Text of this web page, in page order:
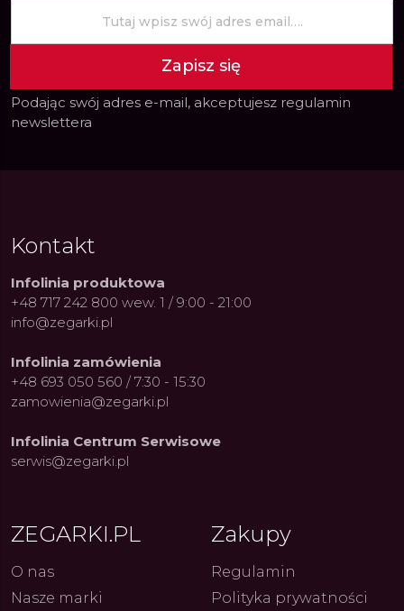
Constant: Pasja,
Fenomen marki Festina. Od
Zapisz się
Podając swój adres e-mail, akceptujesz regulamin
newslettera
Kontakt
Infolinia produktowa
+48 717 242 800 wew. 1 / 9:00 - 21:00
info@zegarki.pl
Infolinia zamówienia
+48 693 050 560 / 7:30 - 15:30
zamowienia@zegarki.pl
Infolinia Centrum Serwisowe
serwis@zegarki.pl
ZEGARKI.PL
O nas
Nasze marki
Zakupy
Regulamin
Polityka prywatności